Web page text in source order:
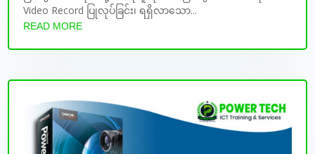
Video Record ပြုလုပ်ခြင်း၊ ရရှိလာသော...
READ MORE